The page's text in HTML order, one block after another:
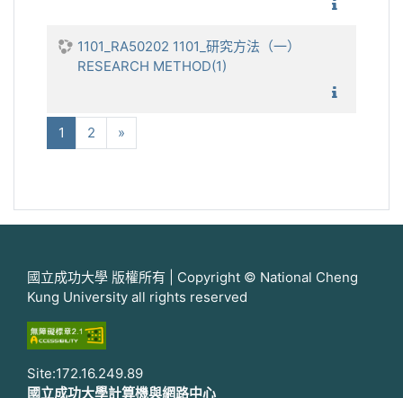
1101_RA50202 1101_研究方法（一）
RESEARCH METHOD(1)
1 (current)
2 »
國立成功大學 版權所有 | Copyright © National Cheng
Kung University all rights reserved
Site:172.16.249.89
國立成功大學計算機與網路中心